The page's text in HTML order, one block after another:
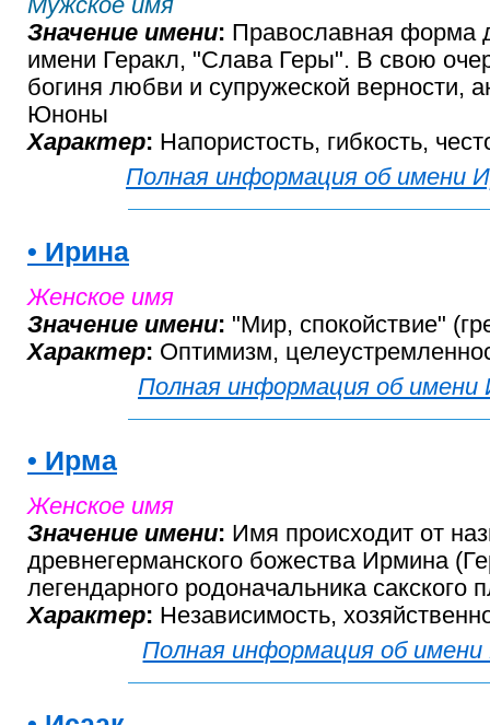
Мужское имя
Значение имени: Православная форма
имени Геракл, "Слава Геры". В свою
богиня любви и супружеской верности,
Юноны
Характер: Напористость, гибкость,
Полная информация об имени
• Ирина
Женское имя
Значение имени: "Мир, спокойствие"
Характер: Оптимизм,
Полная информация об имени
• Ирма
Женское имя
Значение имени: Имя происходит от
древнегерманского божества Ирмина
легендарного родоначальника сакского
Характер: Независимость,
Полная информация об